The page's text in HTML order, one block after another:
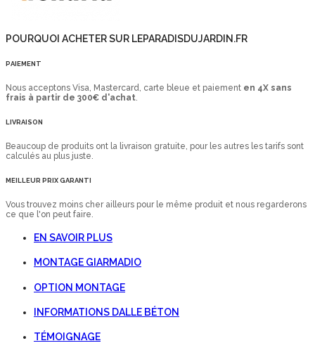
POURQUOI ACHETER SUR LEPARADISDUJARDIN.FR
PAIEMENT
Nous acceptons Visa, Mastercard, carte bleue et paiement en 4X sans
frais à partir de 300€ d'achat.
LIVRAISON
Beaucoup de produits ont la livraison gratuite, pour les autres les tarifs sont
calculés au plus juste.
MEILLEUR PRIX GARANTI
Vous trouvez moins cher ailleurs pour le même produit et nous regarderons
ce que l'on peut faire.
EN SAVOIR PLUS
MONTAGE GIARMADIO
OPTION MONTAGE
INFORMATIONS DALLE BÉTON
TÉMOIGNAGE